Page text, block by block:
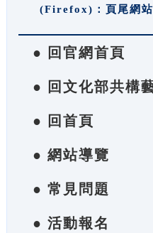
(Firefox)：頁尾網站
● 回官網首頁
● 回文化部共構
● 回首頁
● 網站導覽
● 常見問題
● 活動報名